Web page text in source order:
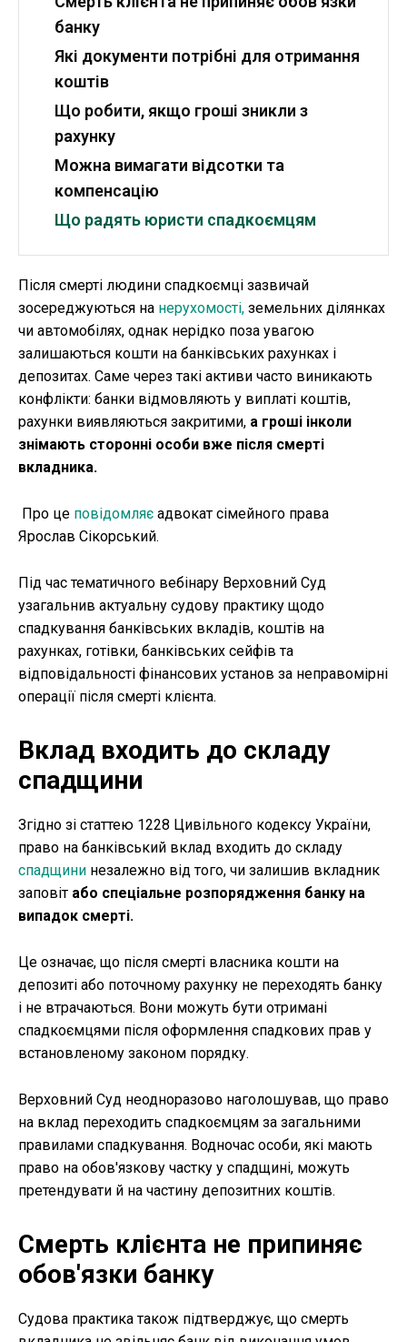
банку
Які документи потрібні для отримання
коштів
Що робити, якщо гроші зникли з
рахунку
Можна вимагати відсотки та
компенсацію
Що радять юристи спадкоємцям
Після смерті людини спадкоємці зазвичай
зосереджуються на нерухомості, земельних ділянках
чи автомобілях, однак нерідко поза увагою
залишаються кошти на банківських рахунках і
депозитах. Саме через такі активи часто виникають
конфлікти: банки відмовляють у виплаті коштів,
рахунки виявляються закритими, а гроші інколи
знімають сторонні особи вже після смерті
вкладника.
Про це повідомляє адвокат сімейного права
Ярослав Сікорський.
Під час тематичного вебінару Верховний Суд
узагальнив актуальну судову практику щодо
спадкування банківських вкладів, коштів на
рахунках, готівки, банківських сейфів та
відповідальності фінансових установ за неправомірні
операції після смерті клієнта.
Вклад входить до складу
спадщини
Згідно зі статтею 1228 Цивільного кодексу України,
право на банківський вклад входить до складу
спадщини незалежно від того, чи залишив вкладник
заповіт або спеціальне розпорядження банку на
випадок смерті.
Це означає, що після смерті власника кошти на
депозиті або поточному рахунку не переходять банку
і не втрачаються. Вони можуть бути отримані
спадкоємцями після оформлення спадкових прав у
встановленому законом порядку.
Верховний Суд неодноразово наголошував, що право
на вклад переходить спадкоємцям за загальними
правилами спадкування. Водночас особи, які мають
право на обов'язкову частку у спадщині, можуть
претендувати й на частину депозитних коштів.
Смерть клієнта не припиняє
обов'язки банку
Судова практика також підтверджує, що смерть